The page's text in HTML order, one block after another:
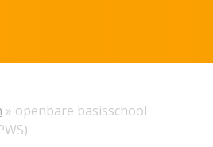
» openbare basisschool